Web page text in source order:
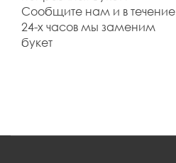
Сообщите нам и в течение
24-х часов мы заменим
букет